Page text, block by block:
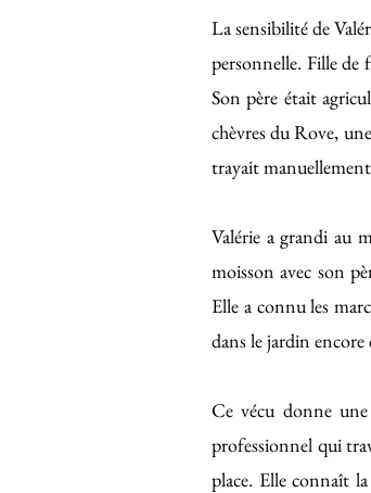
La sensibilité de
personnelle. Fille de
Son père était
chèvres du Rove,
trayait
Valérie a grandi au
moisson avec son
Elle a connu les
dans le jardin encore
Ce vécu donne
professionnel qui
place. Elle connaît